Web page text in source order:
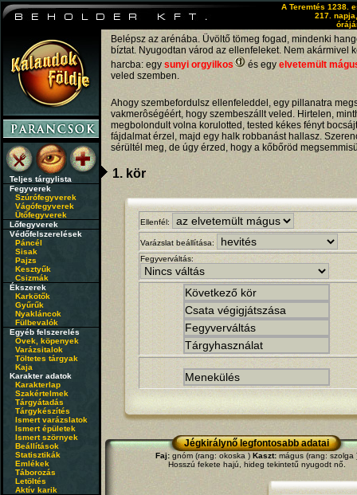
A Teremtés 1238.
217.
Teljes tárgylista
Fegyverek
Szúrófegyverek
Vágófegyverek
Ütőfegyverek
Lőfegyverek
Védőfelszerelések
Páncél
Sisak
Pajzs
Kesztyűk
Csizmák
Ékszerek
Karkötők
Gyűrűk
Nyakláncok
Fülbevalók
Egyéb felszerelés
Övek, köpenyek
Varázsitalok
Töltetes tárgyak
Kaja
Karakter adatok
Karakterlap
Szakértelmek
Tárgyátadás
Tárgykészítés
Ismert varázslatok
Ismert épületek
Ismert szörnyek
Beállítások
Statisztikák
Emlékek
Táborozás
Letöltés
Aktív karik
Belépsz az arénába. Üvöltő tömeg fogad, mindenki
bíztat. Nyugodtan várod az ellenfeleket. Nem akármivel
harcba: egy sunyi orgyilkos és egy elvetemült
veled szemben.
Ahogy szembefordulsz ellenfeleddel, egy pillanatra
vakmerôségéért, hogy szembeszállt veled. Hirtelen,
megbolondult volna korulotted, tested kékes fényt
fájdalmat érzel, majd egy halk robbanást hallasz.
sérültél meg, de úgy érzed, hogy a kőbőröd
1. kör
Ellenfél:
Varázslat beállítása:
Fegyverváltás:
Jégkirálynő legfontosabb adatai
Faj:gnóm (rang: okoska ) Kaszt:mágus (rang: szolga
Hosszú fekete hajú, hideg tekintetű nyugodt nő.